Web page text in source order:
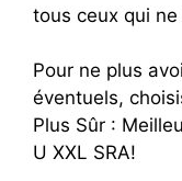
tous ceux qui
Pour ne plus
éventuels,
Plus Sûr :
U XXL SRA!